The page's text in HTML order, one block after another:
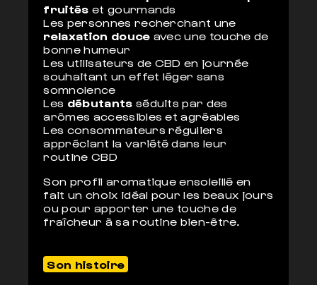
fruités et gourmands
Les personnes recherchant une
relaxation douce avec une touche de
bonne humeur
Les utilisateurs de CBD en journée
souhaitant un effet léger sans
somnolence
Les débutants séduits par des
arômes accessibles et agréables
Les consommateurs réguliers
appréciant la variété dans leur
routine CBD
Son profil aromatique ensoleillé en
fait un choix idéal pour les beaux jours
ou pour apporter une touche de
fraîcheur à sa routine bien-être.
Son histoire